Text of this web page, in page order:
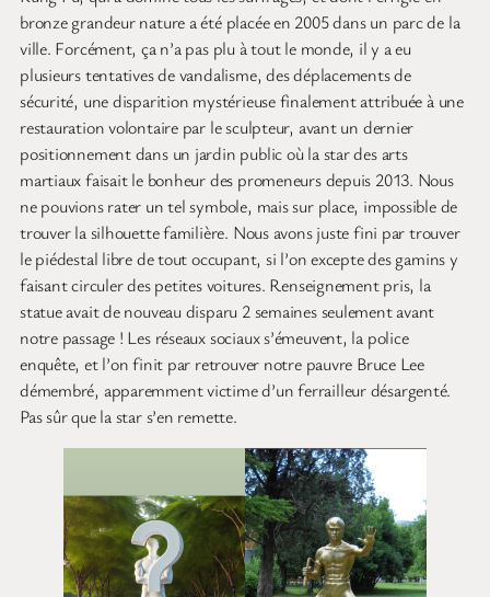
bronze grandeur nature a été placée en 2005 dans un parc de la
ville. Forcément, ça n’a pas plu à tout le monde, il y a eu
plusieurs tentatives de vandalisme, des déplacements de
sécurité, une disparition mystérieuse finalement attribuée à une
restauration volontaire par le sculpteur, avant un dernier
positionnement dans un jardin public où la star des arts
martiaux faisait le bonheur des promeneurs depuis 2013. Nous
ne pouvions rater un tel symbole, mais sur place, impossible de
trouver la silhouette familière. Nous avons juste fini par trouver
le piédestal libre de tout occupant, si l’on excepte des gamins y
faisant circuler des petites voitures. Renseignement pris, la
statue avait de nouveau disparu 2 semaines seulement avant
notre passage ! Les réseaux sociaux s’émeuvent, la police
enquête, et l’on finit par retrouver notre pauvre Bruce Lee
démembré, apparemment victime d’un ferrailleur désargenté.
Pas sûr que la star s’en remette.